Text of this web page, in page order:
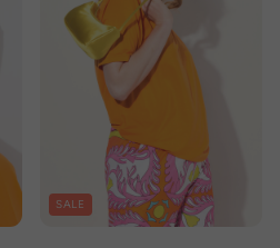
SALE